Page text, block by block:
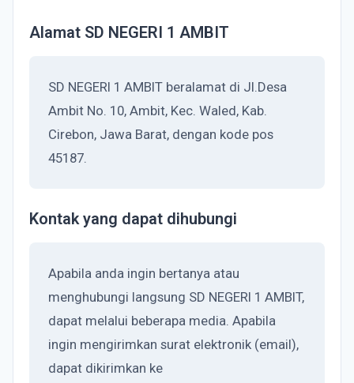
Alamat SD NEGERI 1 AMBIT
SD NEGERI 1 AMBIT beralamat di Jl.Desa
Ambit No. 10, Ambit, Kec. Waled, Kab.
Cirebon, Jawa Barat, dengan kode pos
45187.
Kontak yang dapat dihubungi
Apabila anda ingin bertanya atau
menghubungi langsung SD NEGERI 1 AMBIT,
dapat melalui beberapa media. Apabila
ingin mengirimkan surat elektronik (email),
dapat dikirimkan ke